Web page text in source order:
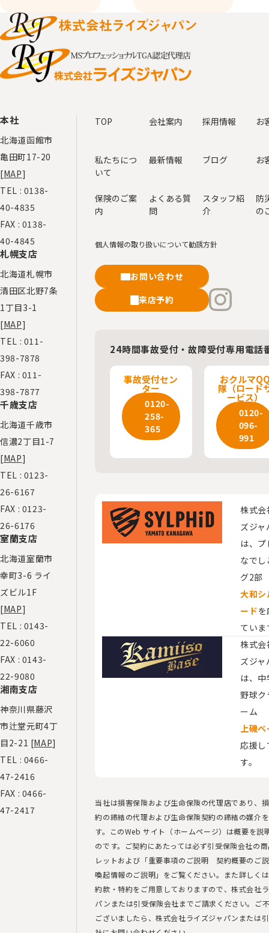
本社
北海道函館市
亀田町17-20
[MAP]
TEL : 0138-
40-4835
FAX : 0138-
40-4845
札幌支店
北海道札幌市
清田区北野7条
1丁目3-1
[MAP]
TEL : 011-
398-7878
FAX : 011-
398-7877
千歳支店
北海道千歳市
信濃2丁目1-7
[MAP]
TEL : 0123-
26-6167
FAX : 0123-
26-6176
室蘭支店
北海道室蘭市
幸町3-6 ライ
ズビル1F
[MAP]
TEL : 0143-
22-6060
FAX : 0143-
22-9080
湘南支店
神奈川県藤沢
市辻堂元町4丁
目2-21 [MAP]
TEL : 0466-
47-2416
FAX : 0466-
47-2417
TOP
私たちにつ
いて
保険のご案
内
会社案内
最新情報
よくある質
問
採用情報
ブログ
スタッフ紹
介
お
お
防
の
個人情報の取り扱いについて勧誘方針
お問い合わせ
来店予約
24時間事故受付・故障受付専用電話
事故受付セン
ター
0120-
258-
365
おクルマ
隊（ロード
ービス）
0120-
096-
991
株式
ズジ
は、
なで
グ2部
大和
ード
ていま
株式
ズジ
は、​
野球
ーム
上磯ベ
応援
す。
当社は損害保険および生命保険の代理店であり、
約の締結の代理および生命保険契約の締結の媒介
す。このWeb サイト（ホームページ）は概要を説
のです。ご契約にあたっては必ず引受保険会社の
レットおよび「重要事項のご説明 契約概要のご
喚起情報のご説明」をご覧ください。また詳しく
約款・特約をご用意しておりますので、株式会社
パンまたは引受保険会社までご請求ください。ご
ございましたら、株式会社ライズジャパンまたは